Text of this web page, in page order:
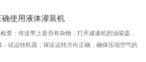
确使用液体灌装机
查：传送带上是否有杂物，打开减速机的油箱盖，
，试运转机器，保证运转方向正确，确保压缩空气的